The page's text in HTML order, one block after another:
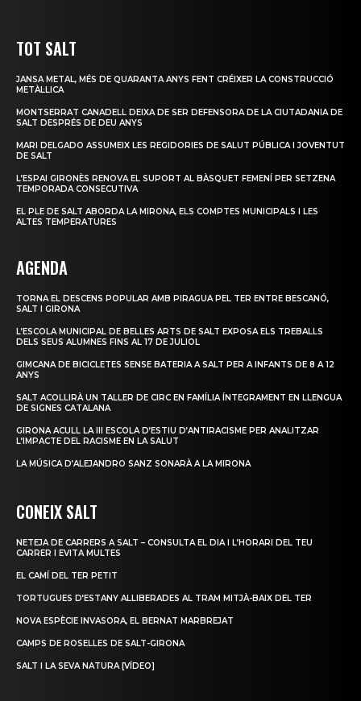
TOT SALT
JANSA METAL, MÉS DE QUARANTA ANYS FENT CRÉIXER LA CONSTRUCCIÓ
METÀL·LICA
MONTSERRAT CANADELL DEIXA DE SER DEFENSORA DE LA CIUTADANIA DE
SALT DESPRÉS DE DEU ANYS
MARI DELGADO ASSUMEIX LES REGIDORIES DE SALUT PÚBLICA I JOVENTUT
DE SALT
L’ESPAI GIRONÈS RENOVA EL SUPORT AL BÀSQUET FEMENÍ PER SETZENA
TEMPORADA CONSECUTIVA
EL PLE DE SALT ABORDA LA MIRONA, ELS COMPTES MUNICIPALS I LES
ALTES TEMPERATURES
AGENDA
TORNA EL DESCENS POPULAR AMB PIRAGUA PEL TER ENTRE BESCANÓ,
SALT I GIRONA
L’ESCOLA MUNICIPAL DE BELLES ARTS DE SALT EXPOSA ELS TREBALLS
DELS SEUS ALUMNES FINS AL 17 DE JULIOL
GIMCANA DE BICICLETES SENSE BATERIA A SALT PER A INFANTS DE 8 A 12
ANYS
SALT ACOLLIRÀ UN TALLER DE CIRC EN FAMÍLIA ÍNTEGRAMENT EN LLENGUA
DE SIGNES CATALANA
GIRONA ACULL LA III ESCOLA D’ESTIU D’ANTIRACISME PER ANALITZAR
L’IMPACTE DEL RACISME EN LA SALUT
LA MÚSICA D’ALEJANDRO SANZ SONARÀ A LA MIRONA
CONEIX SALT
NETEJA DE CARRERS A SALT – CONSULTA EL DIA I L’HORARI DEL TEU
CARRER I EVITA MULTES
EL CAMÍ DEL TER PETIT
TORTUGUES D’ESTANY ALLIBERADES AL TRAM MITJÀ-BAIX DEL TER
NOVA ESPÈCIE INVASORA, EL BERNAT MARBREJAT
CAMPS DE ROSELLES DE SALT-GIRONA
SALT I LA SEVA NATURA [VÍDEO]